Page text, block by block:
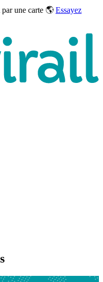
une carte 🌎 Essayez